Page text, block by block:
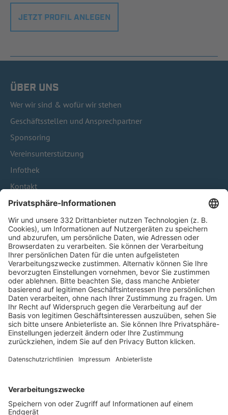
JETZT PROFIL ANLEGEN
ÜBER UNS
Wer wir sind & wofür wir stehen
Geschäftsstellen und Ansprechpartner
Sponsoring
Vereinsunterstützung
Infothek
Kontakt
HÄUFIG BESUCHTE SEITEN
Pässe und Vereinswechsel
Trainerausbildung
Schulungsangebot Vereinsmitarbeiter
BFV-Geschäftsstellen
Trainerbörse
Login SpielPlus
FOLGE DEM BFV
TOP-VEREINE